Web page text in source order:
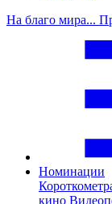
На благо мира...
Номинации
кино